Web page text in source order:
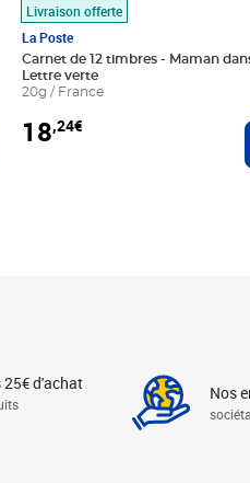
au panier
Livraison offerte
La Poste
Carnet de 12 timbres - Maman
Lettre verte
20g / France
18,24€
d'achat Nos